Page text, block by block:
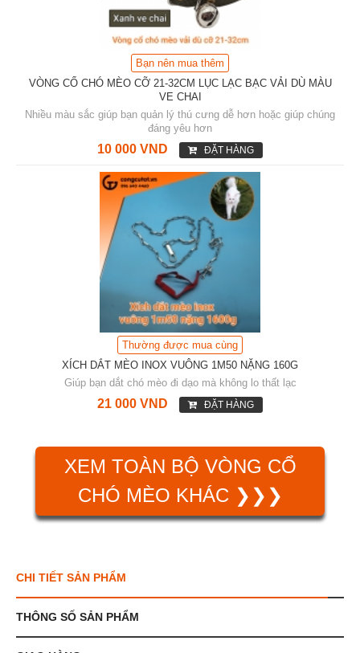
Bạn nên mua thêm
VÒNG CỔ CHÓ MÈO CỠ 21-32CM LỤC LẠC BẠC VẢI DÙ MÀU
VE CHAI
Nhiều màu sắc giúp bạn quản lý thú cưng dễ hơn hoặc giúp chúng
đáng yêu hơn
10 000 VND ĐẶT HÀNG
Thường được mua cùng
XÍCH DẮT MÈO INOX VUÔNG 1M50 NẶNG 160G
Giúp bạn dắt chó mèo đi dạo mà không lo thất lạc
21 000 VND ĐẶT HÀNG
XEM TOÀN BỘ VÒNG CỔ
CHÓ MÈO KHÁC ❯❯❯
CHI TIẾT SẢN PHẨM
THÔNG SỐ SẢN PHẨM